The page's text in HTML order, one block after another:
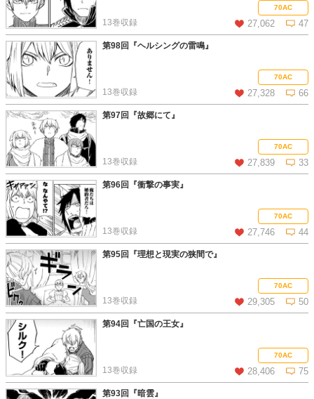
この話を読む コメントを見る70AC
27,062 47
13巻収録
この話を読む コメントを見る
第98回『ヘルシングの雷鳴』
70AC
27,328 66
13巻収録
この話を読む コメントを見る
第97回『故郷にて』
70AC
27,839 33
13巻収録
この話を読む コメントを見る
第96回『衝撃の事実』
70AC
27,746 44
13巻収録
この話を読む コメントを見る
第95回『理想と現実の狭間で』
70AC
29,305 50
13巻収録
この話を読む コメントを見る
第94回『亡国の王女』
70AC
28,406 75
13巻収録
第93回『暗雲』